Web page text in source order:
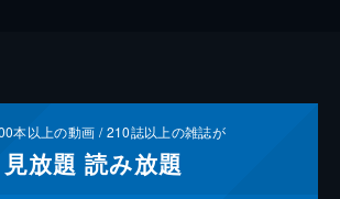
本以上の動画 /210誌以上の雑誌が
見放題 読み放題